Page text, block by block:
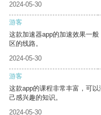
2024-05-30
游客
这款加速器app的加速效果一
区的线路。
2024-05-30
游客
这款app的课程非常丰富，可
己感兴趣的知识。
2024-05-30